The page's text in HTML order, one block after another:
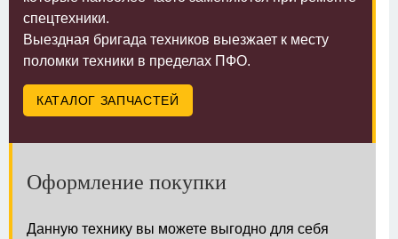
спецтехники.
Выездная бригада техников выезжает к месту
поломки техники в пределах ПФО.
КАТАЛОГ ЗАПЧАСТЕЙ
Оформление покупки
Данную технику вы можете выгодно для себя